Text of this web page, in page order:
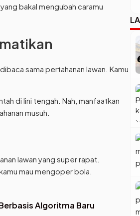
bakal mengubah caramu
sama pertahanan lawan. Kamu
di lini tengah. Nah, manfaatkan
musuh.
lawan yang super rapat.
mau mengoper bola.
Algoritma Baru